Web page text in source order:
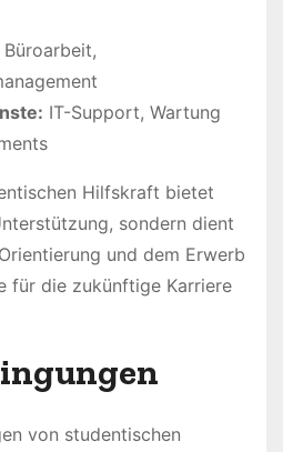
Büroarbeit,
IT-Support, Wartung
Hilfskraft bietet
sondern dient
und dem Erwerb
für die zukünftige Karriere
von studentischen